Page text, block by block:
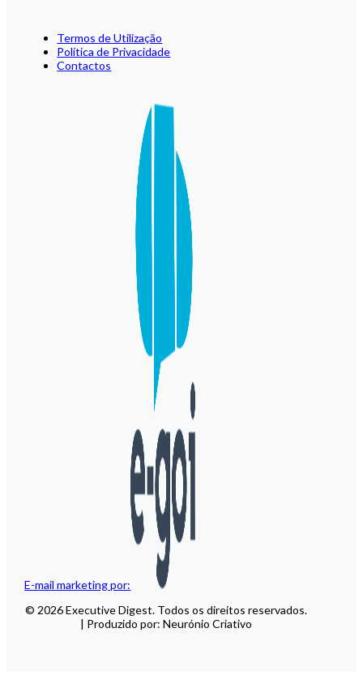
E-mail marketing por:
Termos de Utilização
Política de Privacidade
Contactos
© 2026 Executive Digest. Todos os direitos reservados.
| Produzido por: Neurónio Criativo